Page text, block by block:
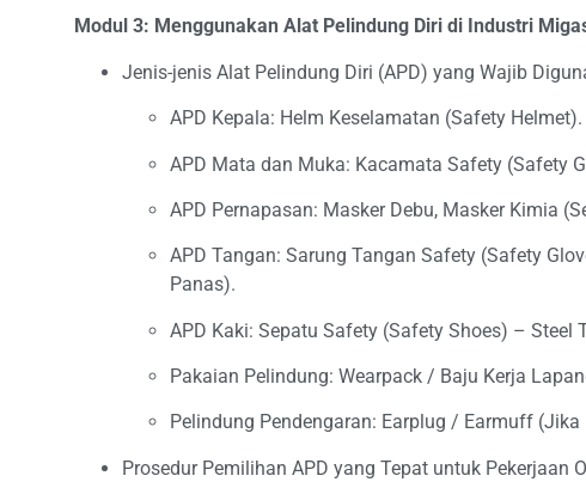
Modul 3: Menggunakan Alat Pelindung Diri di Industri
Jenis-jenis Alat Pelindung Diri (APD) yang Wajib
APD Kepala: Helm Keselamatan (Safety Helmet).
APD Mata dan Muka: Kacamata Safety (Safety
APD Pernapasan: Masker Debu, Masker Kimia
APD Tangan: Sarung Tangan Safety (Safety
Panas).
APD Kaki: Sepatu Safety (Safety Shoes) – Steel
Pakaian Pelindung: Wearpack / Baju Kerja
Pelindung Pendengaran: Earplug / Earmuff (Jika
Prosedur Pemilihan APD yang Tepat untuk Pekerjaan